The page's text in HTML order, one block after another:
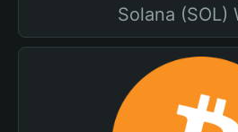
Solana (SOL)